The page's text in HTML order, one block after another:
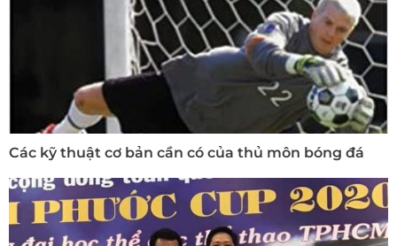
Các kỹ thuật cơ bản cần có của thủ môn bóng đá